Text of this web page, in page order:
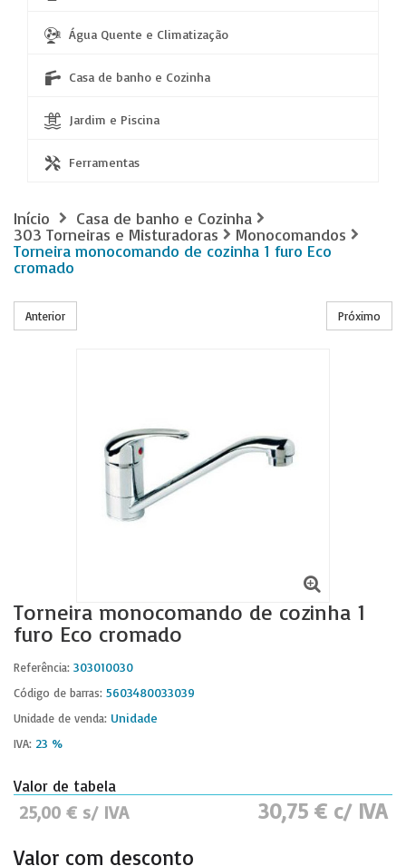
Água Quente e Climatização
Casa de banho e Cozinha
Jardim e Piscina
Ferramentas
Início
Casa de banho e Cozinha
303 Torneiras e Misturadoras
Monocomandos
Torneira monocomando de cozinha 1 furo Eco
cromado
Anterior Próximo
Torneira monocomando de cozinha 1
furo Eco cromado
Referência: 303010030
Código de barras: 5603480033039
Unidade de venda: Unidade
IVA: 23 %
Valor de tabela
25,00 € s/ IVA 30,75 € c/ IVA
Valor com desconto